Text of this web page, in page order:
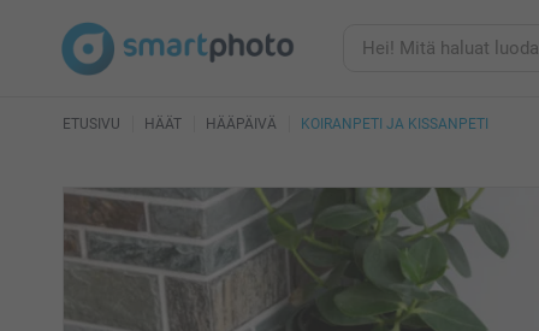
ETUSIVU HÄÄT HÄÄPÄIVÄ KOIRANPETI JA KISSANPETI